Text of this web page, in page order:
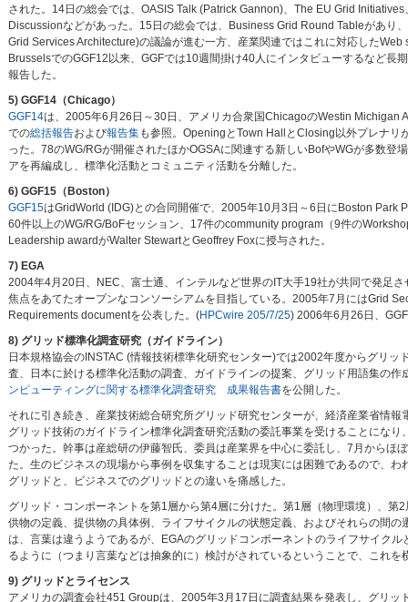
された。14日の総会では、OASIS Talk (Patrick Gannon)、The EU Grid
Discussionなどがあった。15日の総会では、Business Grid Round Tableがあり
Grid Services Architecture)の議論が進む一方、産業関連ではこれに対応した
BrusselsでのGGF12以来、GGFでは10週間掛け40人にインタビューするなど長
報告した。
5) GGF14（Chicago）
GGF14は、2005年6月26日～30日、アメリカ合衆国ChicagoのWestin Michigan
での総括報告および報告集も参照。OpeningとTown HallとClosing以外プレナリ
った。78のWG/RGが開催されたほかOGSAに関連する新しいBofやWGが多数登
アを再編成し、標準化活動とコミュニティ活動を分離した。
6) GGF15（Boston）
GGF15はGridWorld (IDG)との合同開催で、2005年10月3日～6日にBoston Park
60件以上のWG/RG/BoFセッション、17件のcommunity program（9件の
Leadership awardがWalter StewartとGeoffrey Foxに授与された。
7) EGA
2004年4月20日、NEC、富士通、インテルなど世界のIT大手19社が共同で発足
焦点をあてたオープンなコンソーシアムを目指している。2005年7月にはGrid
Requirements documentを公表した。(HPCwire 205/7/25) 2006年6月26日、
8) グリッド標準化調査研究（ガイドライン）
日本規格協会のINSTAC (情報技術標準化研究センター)では2002年度からグリ
査、日本に於ける標準化活動の調査、ガイドラインの提案、グリッド用語集の
ンピューティングに関する標準化調査研究 成果報告書を公開した。
それに引き続き、産業技術総合研究所グリッド研究センターが、経済産業省情
グリッド技術のガイドライン標準化調査研究活動の委託事業を受けることにな
つかった。幹事は産総研の伊藤智氏、委員は産業界を中心に委託し、7月から
た。生のビジネスの現場から事例を収集することは現実には困難であるので、
グリッドと、ビジネスでのグリッドとの違いを痛感した。
グリッド・コンポーネントを第1層から第4層に分けた。第1層（物理環境）、
供物の定義、提供物の具体例、ライフサイクルの状態定義、およびそれらの間
は、言葉は違うようであるが、EGAのグリッドコンポーネントのライフサイク
るように（つまり言葉などは抽象的に）検討がされているということで、これを
9) グリッドとライセンス
アメリカの調査会社451 Groupは、2005年3月17日に調査結果を発表し、グリ